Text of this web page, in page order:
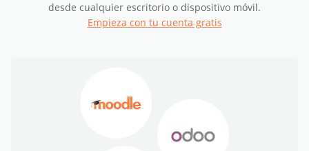
desde cualquier escritorio o dispositivo móvil.
Empieza con tu cuenta gratis